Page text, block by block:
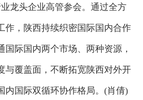
龙头企业高管参会。通过全方
作，陕西持续织密国际国内合作
国际国内两个市场、两种资源，
与覆盖面，不断拓宽陕西对外开
内国际双循环协作格局。(肖倩)